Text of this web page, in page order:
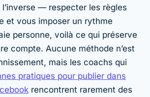
l’inverse — respecter les règles
et vous imposer un rythme
personne, voilà ce qui préserve
compte. Aucune méthode n’est
mais les coachs qui
pratiques pour publier dans
rencontrent rarement des